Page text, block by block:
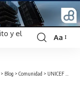
Font
Aa
> Blog > Comunidad > UNICEF y Municipio de Riobamba inauguran la “Casa de Bienestar” para fortalecer la protección de la niñez